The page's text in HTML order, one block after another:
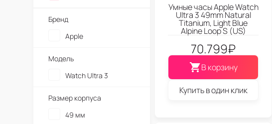
Умные часы Apple Watch
Ultra 3 49mm Natural
Titanium, Light Blue
Alpine Loop S (US)
70.799₽
В корзину
Купить в один клик
Бренд
Apple
Модель
Watch Ultra 3
Размер корпуса
49 мм